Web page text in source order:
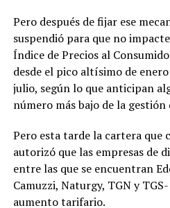
Pero después de fijar ese
suspendió para que no
Índice de Precios al
desde el pico altísimo de
julio, según lo que anticipan
número más bajo de la gestión
Pero esta tarde la cartera que
autorizó que las empresas de
entre las que se encuentran
Camuzzi, Naturgy, TGN y
aumento tarifario.